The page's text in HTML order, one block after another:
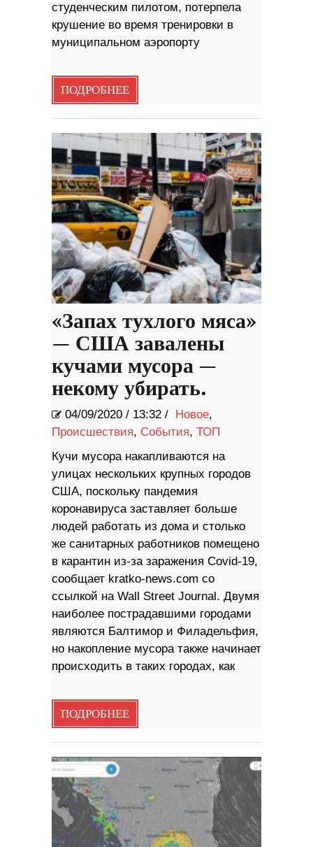
студенческим пилотом, потерпела
крушение во время тренировки в
муниципальном аэропорту
ПОДРОБНЕЕ
«Запах тухлого мяса»
— США завалены
кучами мусора —
некому убирать.
04/09/2020 / 13:32 / Новое,
Происшествия, События, ТОП
Кучи мусора накапливаются на
улицах нескольких крупных городов
США, поскольку пандемия
коронавируса заставляет больше
людей работать из дома и столько
же санитарных работников помещено
в карантин из-за заражения Covid-19,
сообщает kratko-news.com со
ссылкой на Wall Street Journal. Двумя
наиболее пострадавшими городами
являются Балтимор и Филадельфия,
но накопление мусора также начинает
происходить в таких городах, как
ПОДРОБНЕЕ